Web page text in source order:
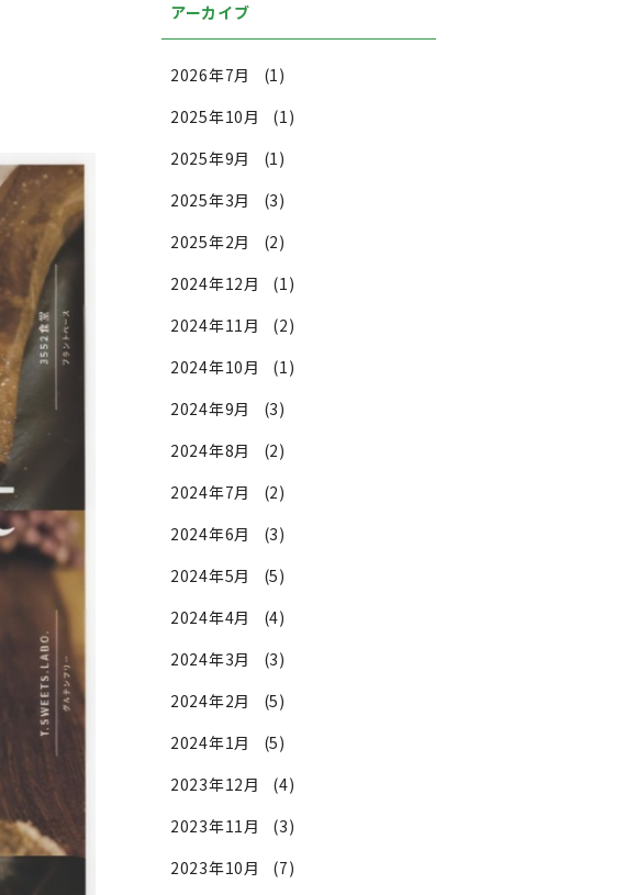
アーカイブ
2026年7月
(1)
2025年10月
(1)
2025年9月
(1)
2025年3月
(3)
2025年2月
(2)
2024年12月
(1)
2024年11月
(2)
2024年10月
(1)
2024年9月
(3)
2024年8月
(2)
2024年7月
(2)
2024年6月
(3)
2024年5月
(5)
2024年4月
(4)
2024年3月
(3)
2024年2月
(5)
2024年1月
(5)
2023年12月
(4)
2023年11月
(3)
2023年10月
(7)